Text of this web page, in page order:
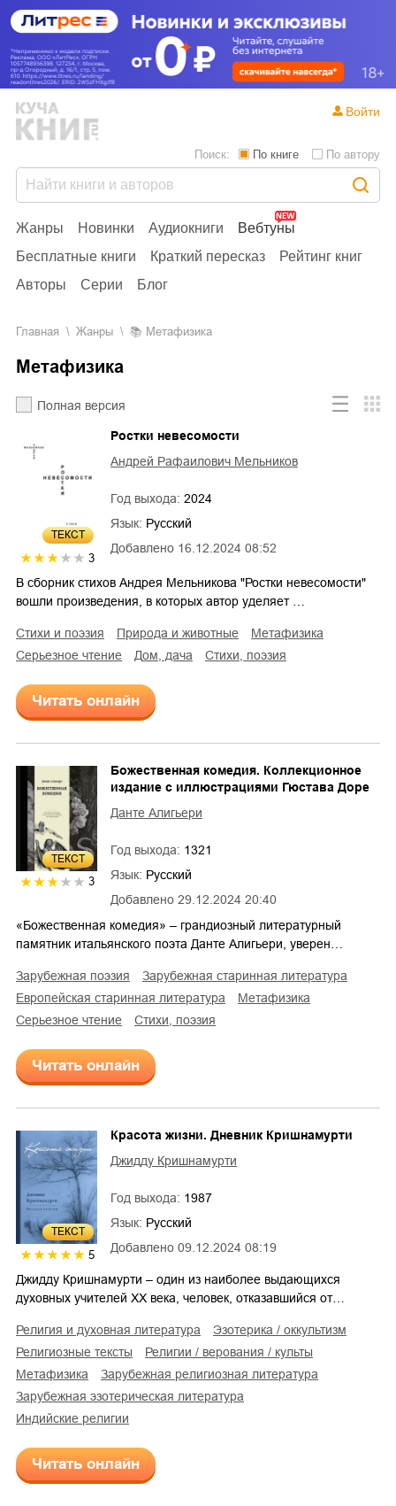
Жанры Новинки Аудиокниги
Вебтуны
Бесплатные книги
Краткий пересказ
Рейтинг книг
Авторы
Серии Блог
Поиск: По книге По автору
Войти
Главная Жанры Метафизика
Метафизика
Полная версия
ТЕКСТ
3
Добавлено 16.12.2024 08:52
Ростки невесомости
Андрей Рафаилович Мельников
Год выхода: 2024
Язык: Русский
В сборник стихов Андрея Мельникова "Ростки невесомости"
вошли произведения, в которых автор уделяет …
стихи и поэзия природа и животные
метафизика
серьезное чтение
дом, дача cтихи, поэзия
Читать онлайн
ТЕКСТ
3
Добавлено 29.12.2024 20:40
Божественная комедия. Коллекционное
издание с иллюстрациями Гюстава Доре
Данте Алигьери
Год выхода: 1321
Язык: Русский
«Божественная комедия» – грандиозный литературный
памятник итальянского поэта Данте Алигьери, уверен…
зарубежная поэзия
зарубежная старинная литература
европейская старинная литература
метафизика
серьезное чтение
cтихи, поэзия
Читать онлайн
ТЕКСТ
5
Добавлено 09.12.2024 08:19
Красота жизни. Дневник Кришнамурти
Джидду Кришнамурти
Год выхода: 1987
Язык: Русский
Джидду Кришнамурти – один из наиболее выдающихся
духовных учителей XX века, человек, отказавшийся от…
религия и духовная литература
эзотерика / оккультизм
религиозные тексты
религии / верования / культы
метафизика
зарубежная религиозная литература
зарубежная эзотерическая литература
индийские религии
Читать онлайн